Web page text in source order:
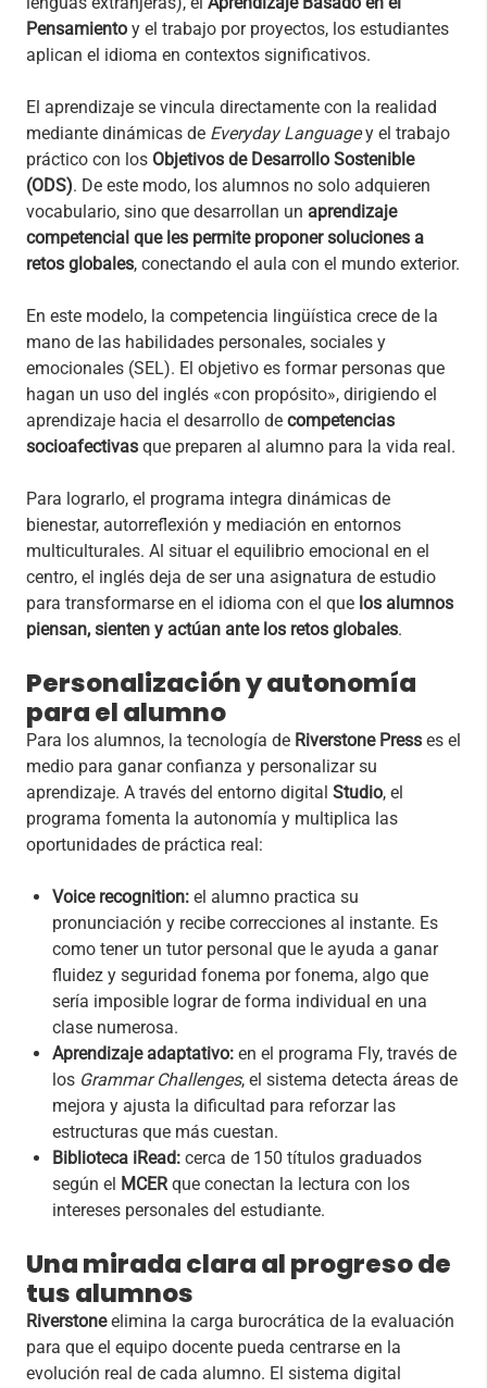
Pensamiento y el trabajo por proyectos, los estudiantes
aplican el idioma en contextos significativos.
El aprendizaje se vincula directamente con la realidad
mediante dinámicas de Everyday Languagey el trabajo
práctico con los Objetivos de Desarrollo Sostenible
(ODS). De este modo, los alumnos no solo adquieren
vocabulario, sino que desarrollan un aprendizaje
competencial que les permite proponer soluciones a
retos globales, conectando el aula con el mundo exterior.
En este modelo, la competencia lingüística crece de la
mano de las habilidades personales, sociales y
emocionales (SEL). El objetivo es formar personas que
hagan un uso del inglés «con propósito», dirigiendo el
aprendizaje hacia el desarrollo de competencias
socioafectivas que preparen al alumno para la vida real.
Para lograrlo, el programa integra dinámicas de
bienestar, autorreflexión y mediación en entornos
multiculturales. Al situar el equilibrio emocional en el
centro, el inglés deja de ser una asignatura de estudio
para transformarse en el idioma con el que los alumnos
piensan, sienten y actúan ante los retos globales.
Personalización y autonomía
para el alumno
Para los alumnos, la tecnología de Riverstone Press es el
medio para ganar confianza y personalizar su
aprendizaje. A través del entorno digital Studio, el
programa fomenta la autonomía y multiplica las
oportunidades de práctica real:
Voice recognition: el alumno practica su
pronunciación y recibe correcciones al instante. Es
como tener un tutor personal que le ayuda a ganar
fluidez y seguridad fonema por fonema, algo que
sería imposible lograr de forma individual en una
clase numerosa.
Aprendizaje adaptativo: en el programa Fly, través de
los Grammar Challenges, el sistema detecta áreas de
mejora y ajusta la dificultad para reforzar las
estructuras que más cuestan.
Biblioteca iRead: cerca de 150 títulos graduados
según el MCERque conectan la lectura con los
intereses personales del estudiante.
Una mirada clara al progreso de
tus alumnos
Riverstoneelimina la carga burocrática de la evaluación
para que el equipo docente pueda centrarse en la
evolución real de cada alumno. El sistema digital